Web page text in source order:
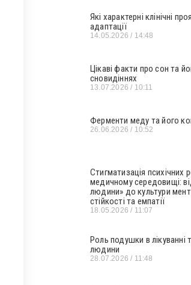
Які характерні клінічні
адаптації
14.05.2026 14:48
Цікаві факти про сон та
сновидіннях
13.07.2026 10:11
Ферменти меду та його
26.06.2026 10:52
Стигматизація психічних
медичному середовищі:
людини» до культури
стійкості та емпатії
18.05.2026 11:07
Роль подушки в лікуванні
людини
28.07.2026 11:48